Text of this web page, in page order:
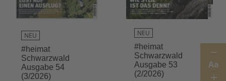
Aa
NEU
#heimat
Schwarzwald
Ausgabe 54
(3/2026)
NEU
#heimat
Schwarzwald
Ausgabe 53
(2/2026)